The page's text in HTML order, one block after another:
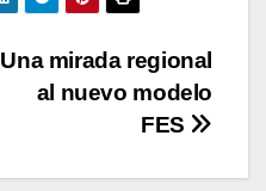
Una mirada regional
al nuevo modelo
FES